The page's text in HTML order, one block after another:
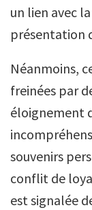
un lien avec
présentation
Néanmoins,
freinées par
éloignement
souvenirs
conflit de
est signalée